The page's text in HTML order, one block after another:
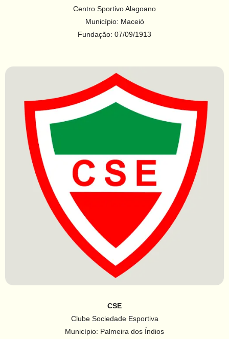
Centro Sportivo Alagoano
Município: Maceió
Fundação: 07/09/1913
CSE
Clube Sociedade Esportiva
Município: Palmeira dos Índios